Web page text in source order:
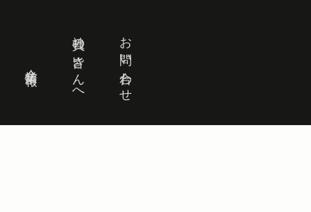
社員の皆さんへ お問い合わせ